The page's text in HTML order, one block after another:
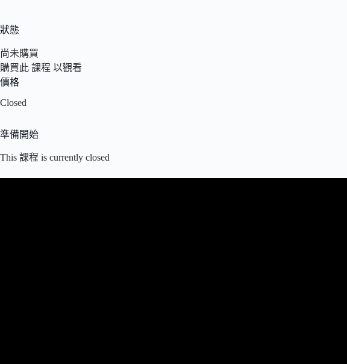
狀態
尚未購買
購買此 課程 以觀看
價格
Closed
準備開始
This 課程 is currently closed